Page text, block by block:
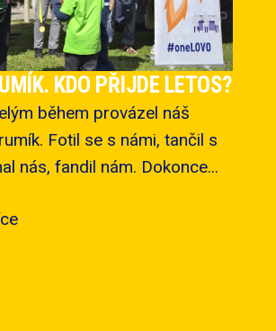
KDO PŘIJDE LETOS?
během provázel náš
Fotil se s námi, tančil s
nás, fandil nám. Dokonce...